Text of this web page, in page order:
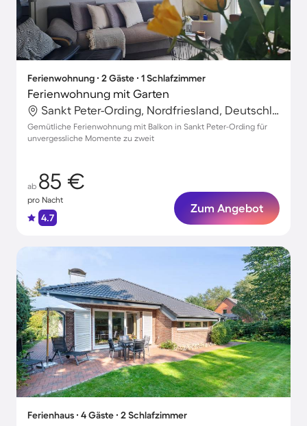
Ferienwohnung ∙ 2 Gäste ∙ 1 Schlafzimmer
Ferienwohnung mit Garten
Sankt Peter-Ording, Nordfriesland, Deutschland
Gemütliche Ferienwohnung mit Balkon in Sankt Peter-Ording für
unvergessliche Momente zu zweit
ab 85 €
pro Nacht
4.7
Zum Angebot
Ferienhaus ∙ 4 Gäste ∙ 2 Schlafzimmer